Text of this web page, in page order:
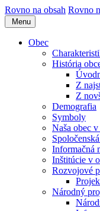
Rovno na obsah Rovno
Menu
Obec
História
Z
Z
Demografia
Symboly
Naša obec
Informačná
Inštitúcie v
Rozvojové
Národný